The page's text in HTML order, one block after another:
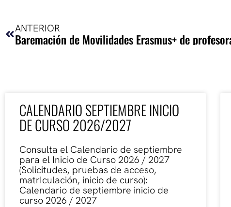
ANTERIOR
CALENDARIO SEPTIEMBRE INICIO
DE CURSO 2026/2027
Consulta el Calendario de septiembre
para el Inicio de Curso 2026 / 2027
(Solicitudes, pruebas de acceso,
matrIculación, inicio de curso):
Calendario de septiembre inicio de
curso 2026 / 2027